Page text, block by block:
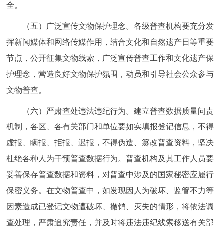
全。
（五）广泛宣传文物保护理念。各级普查机构要充分发
挥新闻媒体和网络传媒作用，结合文化和自然遗产日等重要
节点，公开征集文物线索，广泛宣传普查工作和文化遗产保
护理念，营造良好文物保护氛围，动员和引导社会公众参与
文物普查。
（六）严肃查处违法违纪行为。建立普查数据质量问责
机制，各区、各有关部门和单位要如实填报登记信息，不得
虚报、瞒报、拒报、迟报，不得伪造、篡改普查资料，坚决
杜绝各种人为干预普查数据行为。普查机构及其工作人员要
妥善保存普查数据和资料，对普查中涉及的国家秘密应履行
保密义务。在文物普查中，如发现因人为破坏、监管不力等
因素造成已登记文物遭破坏、撤销、灭失的情形，将依法调
查处理，严肃追究责任，并及时将违法违纪线索移送有关部